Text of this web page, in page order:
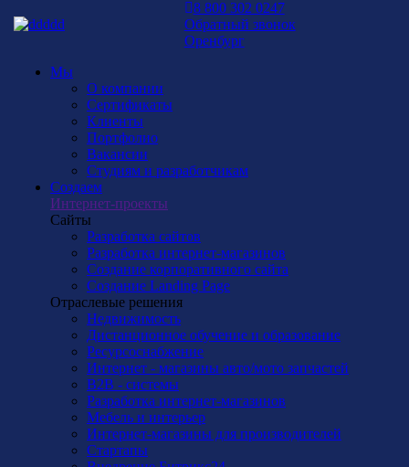
Мы
О компании
Сертификаты
Клиенты
Портфолио
Вакансии
Студиям и разработчикам
Создаем
Интернет-проекты
Сайты
Разработка сайтов
Разработка интернет-магазинов
Создание корпоративного сайта
Создание Landing Page
Отраслевые решения
Недвижимость
Дистанционное обучение и образование
Ресурсоснабжение
Интернет - магазины авто/мото запчастей
B2B - системы
Разработка интернет-магазинов
Мебель и интерьер
Интернет-магазины для производителей
Стартапы
8 800 302 0247
Обратный звонок
Оренбург